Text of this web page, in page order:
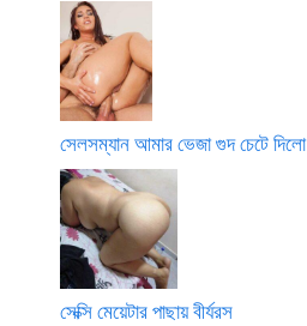
সেলসম্যান আমার ভেজা গুদ চেটে দিলো
সেক্সি মেয়েটার পাছায় বীর্যরস